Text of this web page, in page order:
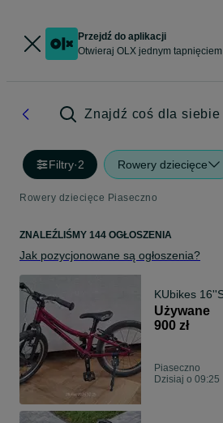
Przejdź do aplikacji
Otwieraj OLX jednym tapnięciem
Znajdź coś dla siebie
Filtry·2 Rowery dziecięce
Rowery dziecięce Piaseczno
ZNALEŹLIŚMY 144 OGŁOSZENIA
Jak pozycjonowane są ogłoszenia?
Używane
900 zł
Piaseczno
Dzisiaj o 09:25